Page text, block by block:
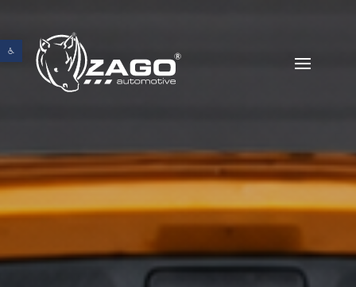
Abrir barra de herramientas